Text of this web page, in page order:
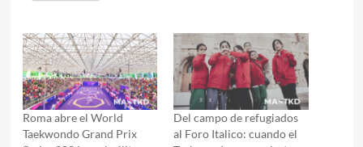
Roma abre el World
Taekwondo Grand Prix
Del campo de refugiados
al Foro Italico: cuando el